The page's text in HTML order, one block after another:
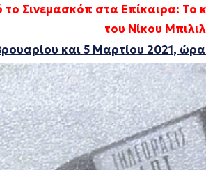
το Σινεμασκόπ στα Επίκαιρα: Το
του Νίκου
και 5 Μαρτίου 2021, ώρα